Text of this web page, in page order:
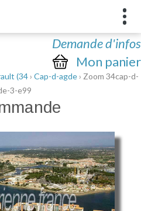
Demande d'infos
Mon panier
(34› Cap-d-agde› Zoom 34cap-d-
3-e99